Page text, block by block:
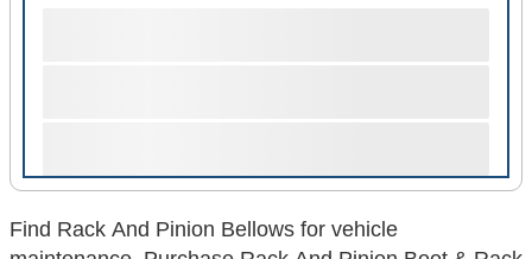
Find Rack And Pinion Bellows for vehicle